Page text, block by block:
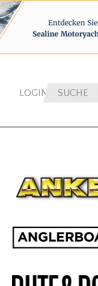
LOGIN